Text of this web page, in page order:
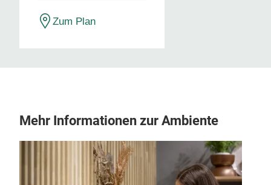
Zum Plan
Mehr Informationen zur Ambiente